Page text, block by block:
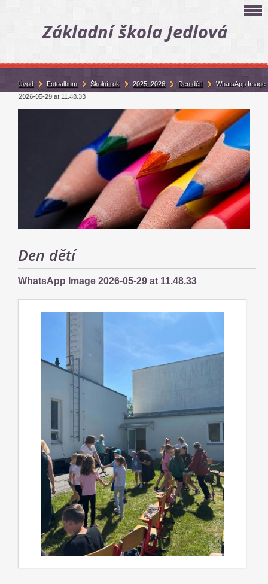
Základní škola Jedlová
Den dětí
WhatsApp Image 2026-05-29 at 11.48.33
Úvod Fotoalbum Školní rok 2025_2026 Den dětí
WhatsApp Image
2026-05-29 at 11.48.33